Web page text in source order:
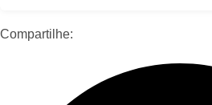
Compartilhe: